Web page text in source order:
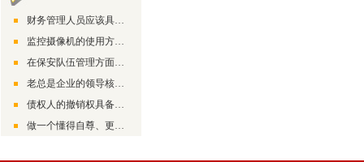
财务管理人员应该具备的素质和能力
监控摄像机的使用方法及调试方法
在保安队伍管理方面要抓好“三个工程”和“三个坚持”
老总是企业的领导核心，是企业的灵魂、企业的方向和带路人
债权人的撤销权具备的三大特征
做一个懂得自尊、更懂得尊人的生活者